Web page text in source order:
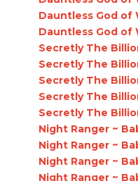
Dauntless God of
Dauntless God of
Secretly The
Secretly The
Secretly The
Secretly The
Secretly The
Night Ranger ~
Night Ranger ~
Night Ranger ~
Night Ranger ~